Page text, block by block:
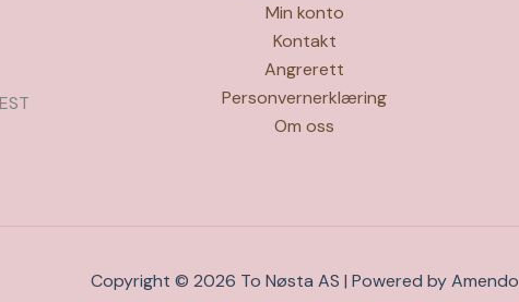
Min konto
Kontakt
Angrerett
Personvernerklæring
Om oss
Copyright © 2026 To Nøsta AS | Powered by Amendo